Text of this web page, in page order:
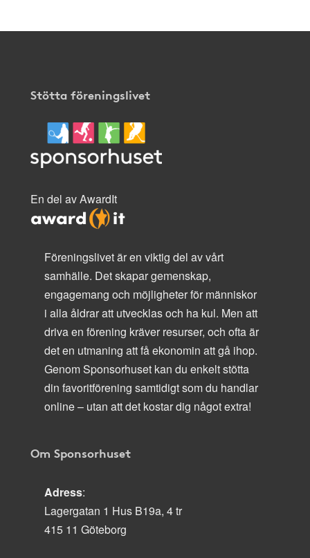
Stötta föreningslivet
En del av AwardIt
Föreningslivet är en viktig del av vårt
samhälle. Det skapar gemenskap,
engagemang och möjligheter för människor
i alla åldrar att utvecklas och ha kul. Men att
driva en förening kräver resurser, och ofta är
det en utmaning att få ekonomin att gå ihop.
Genom Sponsorhuset kan du enkelt stötta
din favoritförening samtidigt som du handlar
online – utan att det kostar dig något extra!
Om Sponsorhuset
Adress:
Lagergatan 1 Hus B19a, 4 tr
415 11 Göteborg